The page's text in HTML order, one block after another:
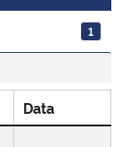
1
Data